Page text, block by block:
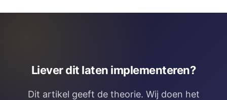
Liever dit laten implementeren?
Dit artikel geeft de theorie. Wij doen het